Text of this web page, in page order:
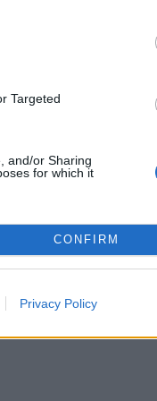
Targeted
and/or Sharing
for which it
CONFIRM
Privacy Policy